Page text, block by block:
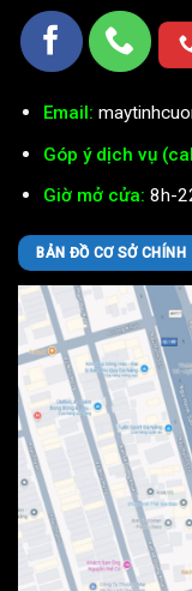
Email:
Góp ý dịch vụ
Giờ mở cửa: 8h-
BẢN ĐỒ CƠ SỞ CHÍNH